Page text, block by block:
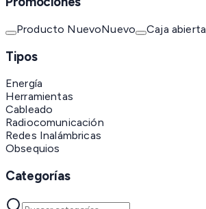
Producto NuevoNuevo Caja abierta
Tipos
Energía
Herramientas
Cableado
Radiocomunicación
Redes Inalámbricas
Obsequios
Categorías